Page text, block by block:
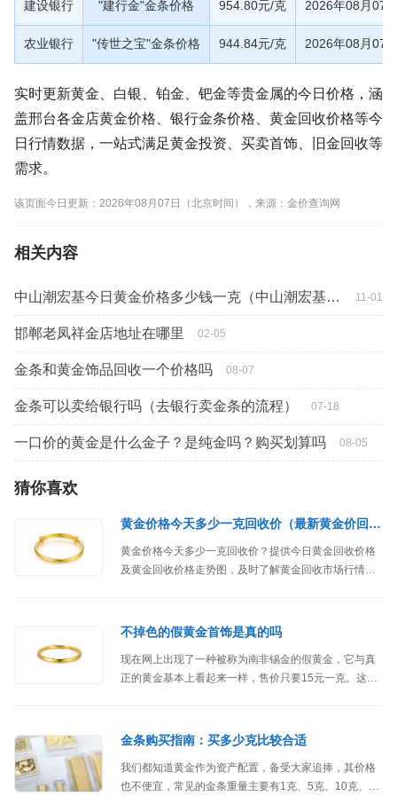
建设银行 "建行金"金条价格 954.80元/克 2026年08月07
农业银行 "传世之宝"金条价格 944.84元/克 2026年08月07
实时更新黄金、白银、铂金、钯金等贵金属的今日价格，涵
盖邢台各金店黄金价格、银行金条价格、黄金回收价格等今
日行情数据，一站式满足黄金投资、买卖首饰、旧金回收等
需求。
该页面今日更新：2026年08月07日（北京时间），来源：金价查询网
相关内容
中山潮宏基今日黄金价格多少钱一克（中山潮宏基珠宝专卖店） 11-01
邯郸老凤祥金店地址在哪里 02-05
金条和黄金饰品回收一个价格吗 08-07
金条可以卖给银行吗（去银行卖金条的流程） 07-18
一口价的黄金是什么金子？是纯金吗？购买划算吗 08-05
猜你喜欢
黄金价格今天多少一克回收价（最新黄金价回收价格）
黄金价格今天多少一克回收价？提供今日黄金回收价格
及黄金回收价格走势图，及时了解黄金回收市场行情，
不掉色的假黄金首饰是真的吗
现在网上出现了一种被称为南非锡金的假黄金，它与真
正的黄金基本上看起来一样，售价只要15元一克。这种
水中也能恢复成金黄色。
金条购买指南：买多少克比较合适
我们都知道黄金作为资产配置，备受大家追捧，其价格
也不便宜，常见的金条重量主要有1克、5克、10克、20